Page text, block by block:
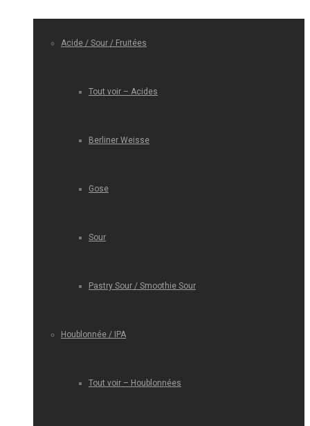
Acide / Sour / Fruitées
Tout voir – Acides
Berliner Weisse
Gose
Sour
Pastry Sour / Smoothie Sour
Houblonnée / IPA
Tout voir – Houblonnées